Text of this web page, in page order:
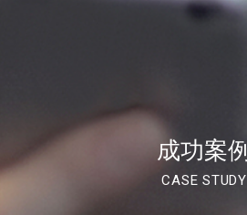
成功案例
CASE STUDY